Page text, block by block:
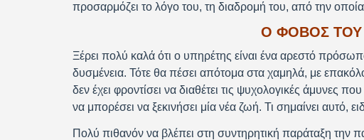
προσαρμόζει το λόγο του, τη διαδρομή του, από την
Ο ΦΟΒΟΣ ΤΟΥ
Ξέρει πολύ καλά ότι ο υπηρέτης είναι ένα αρεστό
δυσμένεια. Τότε θα πέσει απότομα στα χαμηλά, με
δεν έχει φροντίσει να διαθέτει τις ψυχολογικές άμυνες
να μπορέσει να ξεκινήσει μία νέα ζωή. Τι σημαίνει αυτό,
Πολύ πιθανόν να βλέπει στη συντηρητική παράταξη την